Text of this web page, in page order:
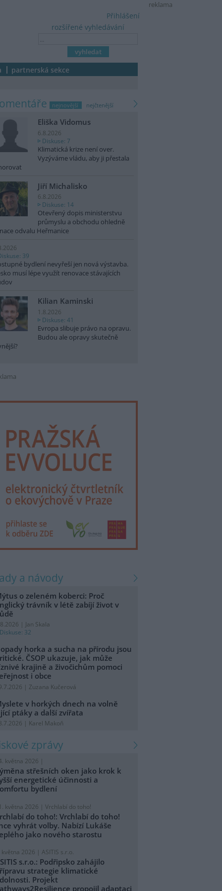
reklama
rozšířené vyhledávání
Přihlášení
partnerská sekce
nejnovější nejčtenější
Eliška Vidomus
6.8.2026
Diskuse: 7
Klimatická krize není over.
Vyzýváme vládu, aby ji přestala
Jiří Michalisko
6.8.2026
Diskuse: 14
Otevřený dopis ministerstvu
průmyslu a obchodu ohledně
odvalu Heřmanice
39
bydlení nevyřeší jen nová výstavba.
musí lépe využít renovace stávajících
Kilian Kaminski
1.8.2026
Diskuse: 41
Evropa slibuje právo na opravu.
Budou ale opravy skutečně
a návody
o zeleném koberci: Proč
trávník v létě zabíjí život v
| Jan Skala
Diskuse: 32
horka a sucha na přírodu jsou
ČSOP ukazuje, jak může
krajině a živočichům pomoci
i obce
| Zuzana Kučerová
v horkých dnech na volně
ptáky a další zvířata
| Karel Makoň
zprávy
května 2026 |
střešních oken jako krok k
energetické účinnosti a
bydlení
května 2026 | Vrchlabí do toho!
do toho!: Vrchlabí do toho!
vyhrát volby. Nabízí Lukáše
jako nového starostu
května 2026 | ASITIS s.r.o.
s.r.o.: Podřipsko zahájilo
strategie klimatické
Projekt
propojil adaptaci